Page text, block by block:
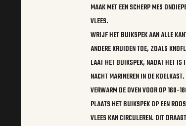
MAAK MET EEN SCHERP MES
VLEES.
WRIJF HET BUIKSPEK AAN ALLE
ANDERE KRUIDEN TOE, ZOALS
LAAT HET BUIKSPEK, NADAT HET IS
NACHT MARINEREN IN DE
VERWARM DE OVEN VOOR OP 160-
PLAATS HET BUIKSPEK OP EEN
VLEES KAN CIRCULEREN. DIT